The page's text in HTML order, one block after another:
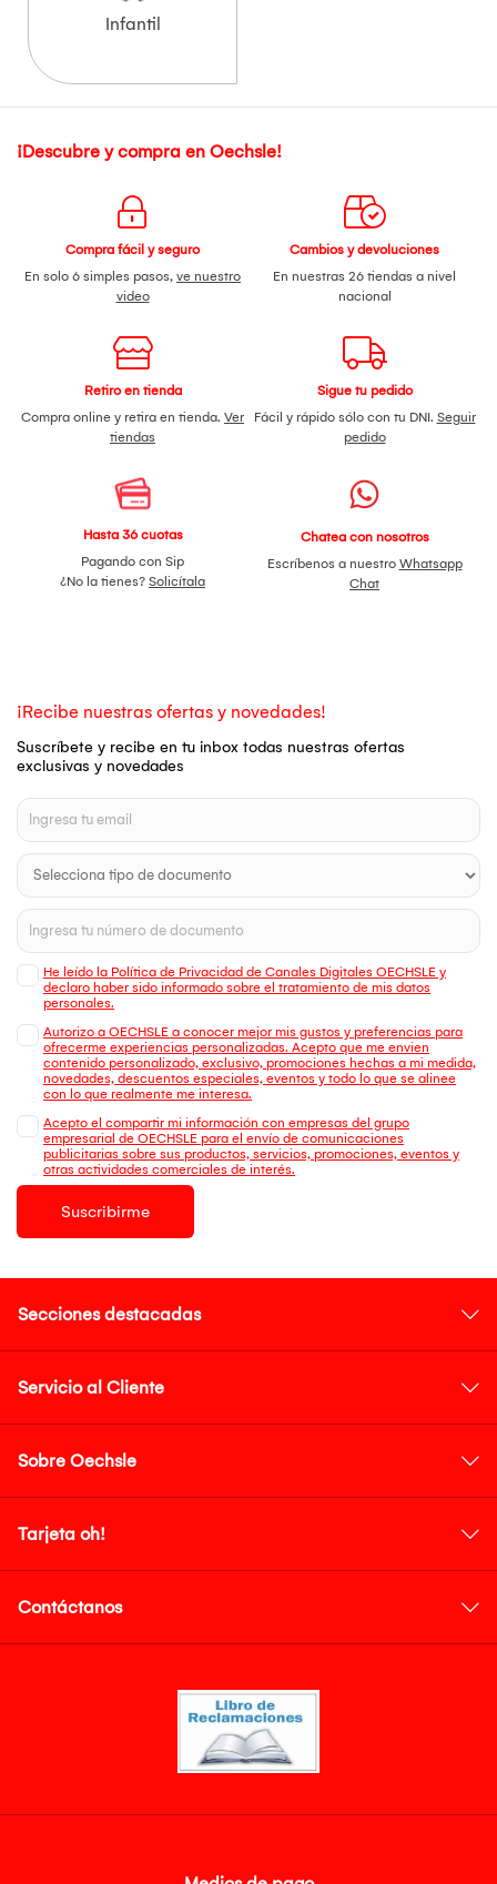
Infantil
¡Descubre y compra en Oechsle!
Compra fácil y seguro
En solo 6 simples pasos, ve nuestro
video
Cambios y devoluciones
En nuestras 26 tiendas a nivel
nacional
Retiro en tienda
Compra online y retira en tienda. Ver
tiendas
Sigue tu pedido
Fácil y rápido sólo con tu DNI. Seguir
pedido
Hasta 36 cuotas
Pagando con Sip
¿No la tienes? Solicítala
Chatea con nosotros
Escríbenos a nuestro Whatsapp
Chat
¡Recibe nuestras ofertas y novedades!
Suscríbete y recibe en tu inbox todas nuestras ofertas
exclusivas y novedades
He leído la Política de Privacidad de Canales Digitales OECHSLE y
declaro haber sido informado sobre el tratamiento de mis datos
personales.
Autorizo a OECHSLE a conocer mejor mis gustos y preferencias para
ofrecerme experiencias personalizadas. Acepto que me envien
contenido personalizado, exclusivo, promociones hechas a mi medida,
novedades, descuentos especiales, eventos y todo lo que se alinee
con lo que realmente me interesa.
Acepto el compartir mi información con empresas del grupo
empresarial de OECHSLE para el envío de comunicaciones
publicitarias sobre sus productos, servicios, promociones, eventos y
otras actividades comerciales de interés.
Suscribirme
Secciones destacadas
Servicio al Cliente
Sobre Oechsle
Tarjeta oh!
Contáctanos